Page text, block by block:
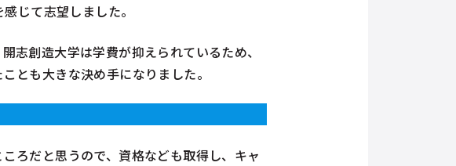
じて志望しました。
志創造大学は学費が抑えられているため、
とも大きな決め手になりました。
ろだと思うので、資格なども取得し、キャ